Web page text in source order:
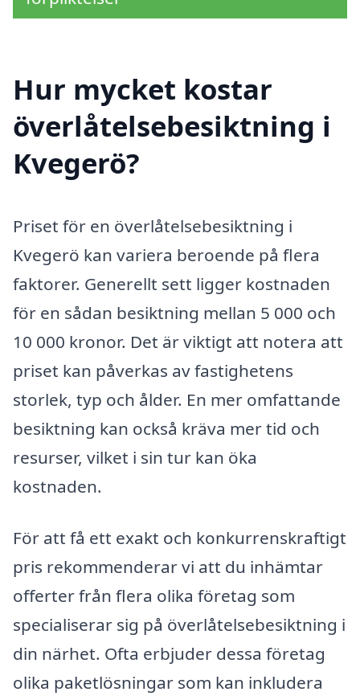
Hur mycket kostar
överlåtelsebesiktning i
Kvegerö?
Priset för en överlåtelsebesiktning i
Kvegerö kan variera beroende på flera
faktorer. Generellt sett ligger kostnaden
för en sådan besiktning mellan 5 000 och
10 000 kronor. Det är viktigt att notera att
priset kan påverkas av fastighetens
storlek, typ och ålder. En mer omfattande
besiktning kan också kräva mer tid och
resurser, vilket i sin tur kan öka
kostnaden.
För att få ett exakt och konkurrenskraftigt
pris rekommenderar vi att du inhämtar
offerter från flera olika företag som
specialiserar sig på överlåtelsebesiktning i
din närhet. Ofta erbjuder dessa företag
olika paketlösningar som kan inkludera